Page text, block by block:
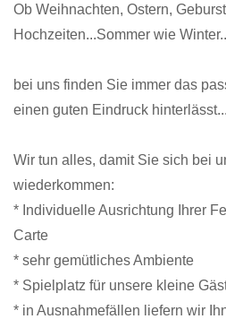
Ob Weihnachten, Ostern,
Hochzeiten...Sommer wie
bei uns finden Sie immer das
einen guten Eindruck hinterlässt...
Wir tun alles, damit Sie sich bei
wiederkommen:
* Individuelle Ausrichtung Ihrer
Carte
* sehr gemütliches Ambiente
* Spielplatz für unsere kleine
* in Ausnahmefällen liefern wir